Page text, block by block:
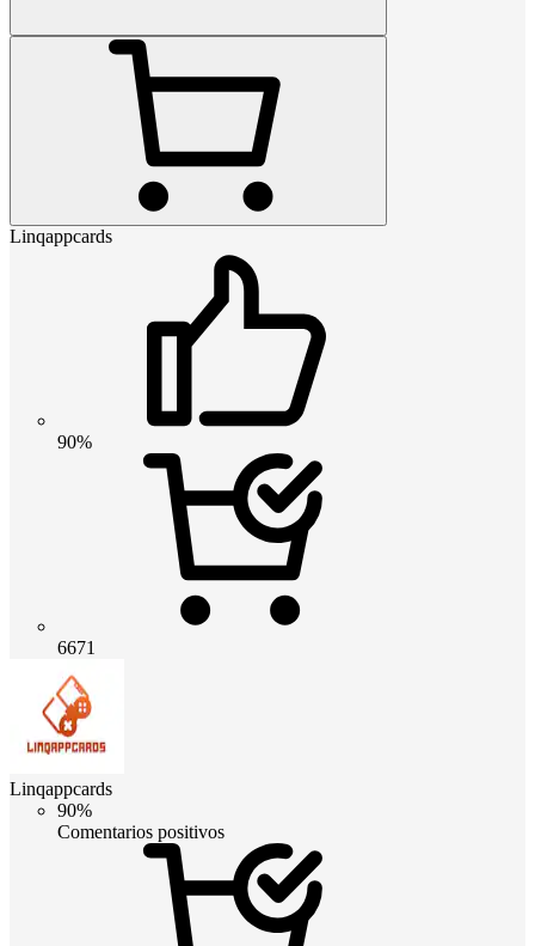
Linqappcards
90%
6671
Linqappcards
90%
Comentarios positivos